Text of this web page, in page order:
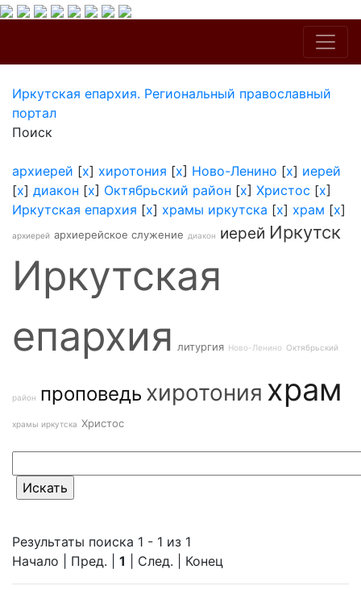
Иркутская епархия. Региональный православный
портал
Поиск
архиерей [x] хиротония [x] Ново-Ленино [x] иерей
[x] диакон [x] Октябрьский район [x] Христос [x]
Иркутская епархия [x] храмы иркутска [x] храм [x]
архиерей архиерейское служение диакон иерей Иркутск
Иркутская
епархия литургия Ново-Ленино Октябрьский
район проповедь хиротония храм
храмы иркутска Христос
Результаты поиска 1 - 1 из 1
Начало | Пред. | 1 | След. | Конец